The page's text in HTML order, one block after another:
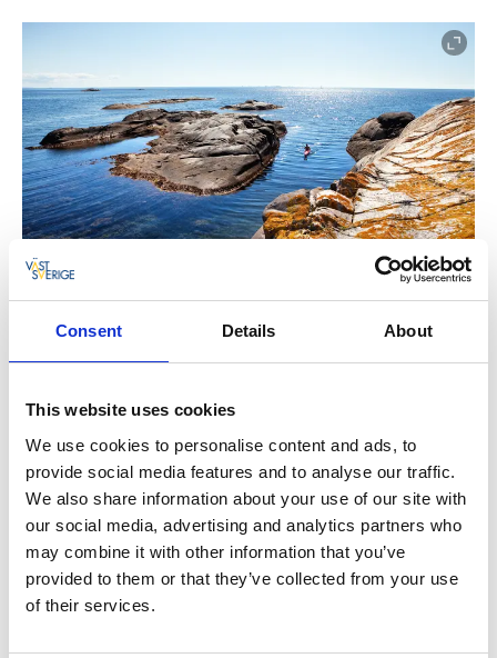
Consent Details About
This website uses cookies
We use cookies to personalise content and ads, to
provide social media features and to analyse our traffic.
We also share information about your use of our site with
our social media, advertising and analytics partners who
may combine it with other information that you’ve
provided to them or that they’ve collected from your use
of their services.
Den Nationalpark können Sie auf viele
unterschiedliche Arten erleben. Sozusagen aus der
ersten Reihe kommen Sie im Kajak in Kontakt mit
geführten Tour teil oder wagen Sie sich auf eigene
Faust aufs Wasser. Gehen Sie auf einer der vielen
Felsinselchen oder Schären an Land und erkunden Sie
die Welt am Strand und zwischen den Felsen. Mit
etwas Glück treffen Sie dabei auch auf ein paar
Robben – Kosterhavet hat nämlich den größten
Bestand an Seehunden im Skagerrak.
Leben unter Wasser sind, sollten Sie einen der